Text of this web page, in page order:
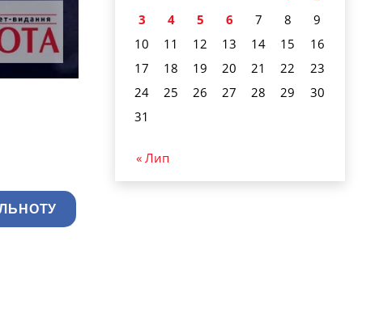
3
4 5 6 7 8
9
10
11 12 13 14 15
16
17
18 19 20 21 22
23
24
25 26 27 28 29
30
31
« Лип